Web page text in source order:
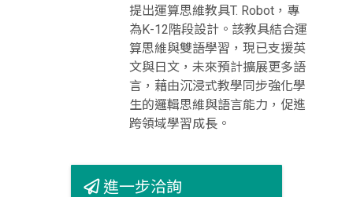
提出運算思維教具T. Robot，專
為K-12階段設計。該教具結合運
算思維與雙語學習，現已支援英
文與日文，未來預計擴展更多語
言，藉由沉浸式教學同步強化學
生的邏輯思維與語言能力，促進
跨領域學習成長。
進一步洽詢